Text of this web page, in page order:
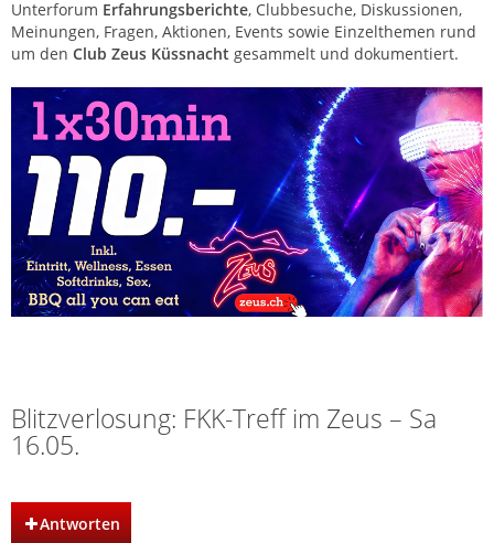
Unterforum Erfahrungsberichte, Clubbesuche, Diskussionen,
Meinungen, Fragen, Aktionen, Events sowie Einzelthemen rund
um den Club Zeus Küssnacht gesammelt und dokumentiert.
Blitzverlosung: FKK-Treff im Zeus – Sa
16.05.
Antworten